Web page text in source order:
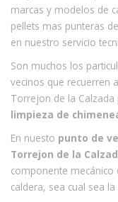
marcas y modelos de
pellets mas punteras
en nuestro servicio
Son muchos los
vecinos que recuerren
Torrejon de la Calzada
limpieza de
En nuesto punto de
Torrejon de la
componente
caldera, sea cual sea